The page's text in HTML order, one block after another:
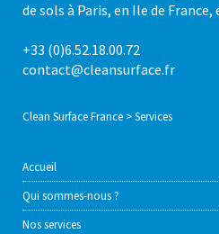
de sols à Paris, en Ile de
+33 (0)6.52.18.00.72
contact@cleansurface.fr
Clean Surface France >Services
Accueil
Qui sommes-nous ?
Nos services